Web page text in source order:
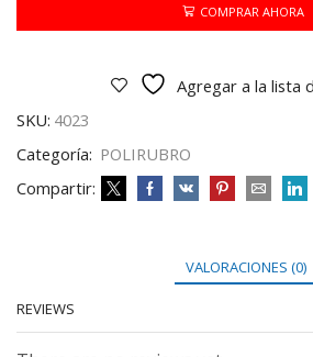
14
COMPRAR AHORA
Agregar a la lista
SKU: 4023
Categoría: POLIRUBRO
Compartir:
VALORACIONES (0)
REVIEWS